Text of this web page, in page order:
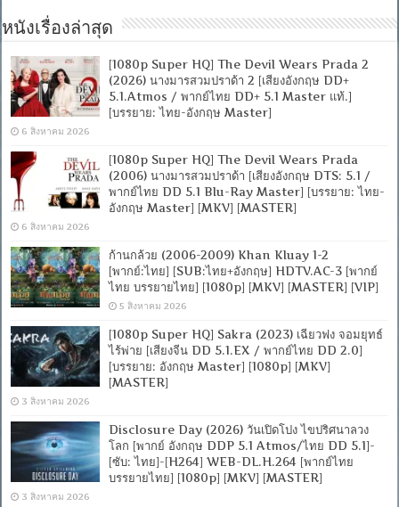
หนังเรื่องล่าสุด
[1080p Super HQ] The Devil Wears Prada 2
(2026) นางมารสวมปราด้า 2 [เสียงอังกฤษ DD+
5.1.Atmos / พากย์ไทย DD+ 5.1 Master แท้.]
[บรรยาย: ไทย-อังกฤษ Master]
6 สิงหาคม 2026
[1080p Super HQ] The Devil Wears Prada
(2006) นางมารสวมปราด้า [เสียงอังกฤษ DTS: 5.1 /
พากย์ไทย DD 5.1 Blu-Ray Master] [บรรยาย: ไทย-
อังกฤษ Master] [MKV] [MASTER]
6 สิงหาคม 2026
ก้านกล้วย (2006-2009) Khan Kluay 1-2
[พากย์:ไทย] [SUB:ไทย+อังกฤษ] HDTV.AC-3 [พากย์
ไทย บรรยายไทย] [1080p] [MKV] [MASTER] [VIP]
5 สิงหาคม 2026
[1080p Super HQ] Sakra (2023) เฉียวฟง จอมยุทธ์
ไร้พ่าย [เสียงจีน DD 5.1.EX / พากย์ไทย DD 2.0]
[บรรยาย: อังกฤษ Master] [1080p] [MKV]
[MASTER]
3 สิงหาคม 2026
Disclosure Day (2026) วันเปิดโปง ไขปริศนาลวง
โลก [พากย์ อังกฤษ DDP 5.1 Atmos/ไทย DD 5.1]-
[ซับ: ไทย]-[H264] WEB-DL.H.264 [พากย์ไทย
บรรยายไทย] [1080p] [MKV] [MASTER]
3 สิงหาคม 2026